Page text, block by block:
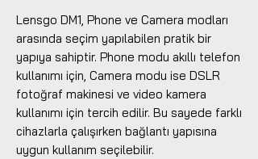
Lensgo DM1, Phone ve Camera modları
arasında seçim yapılabilen pratik bir
yapıya sahiptir. Phone modu akıllı telefon
kullanımı için, Camera modu ise DSLR
fotoğraf makinesi ve video kamera
kullanımı için tercih edilir. Bu sayede farklı
cihazlarla çalışırken bağlantı yapısına
uygun kullanım seçilebilir.